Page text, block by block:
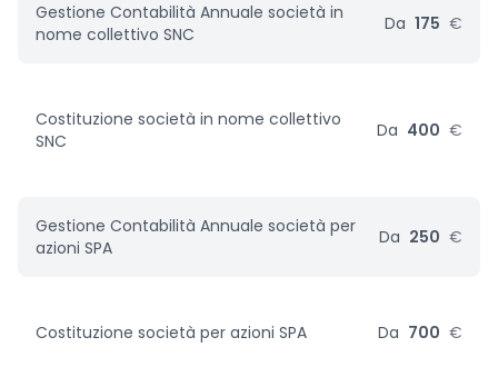
Gestione Contabilità Annuale società in
nome collettivo SNC
Da 175 €
Costituzione società in nome collettivo
SNC
Da 400 €
Gestione Contabilità Annuale società per
azioni SPA
Da 250 €
Costituzione società per azioni SPA Da 700 €